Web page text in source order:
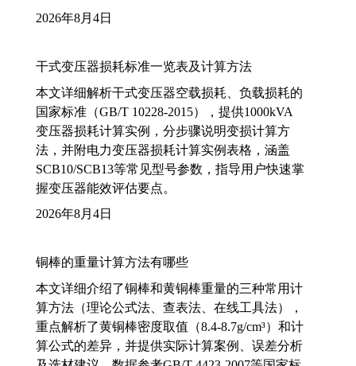
2026年8月4日
干式变压器损耗标准一览表及计算方法
本文详细解析干式变压器空载损耗、负载损耗的
国家标准（GB/T 10228-2015），提供1000kVA
变压器损耗计算实例，分步骤说明变损计算方
法，并附电力变压器损耗计算实例表格，涵盖
SCB10/SCB13等常见型号参数，指导用户快速掌
握变压器能效评估要点。
2026年8月4日
铜棒的重量计算方法有哪些
本文详细介绍了铜棒和黄铜棒重量的三种常用计
算方法（理论公式法、查表法、在线工具法），
重点解析了黄铜棒密度取值（8.4-8.7g/cm³）和计
算公式的差异，并提供实际计算案例、误差分析